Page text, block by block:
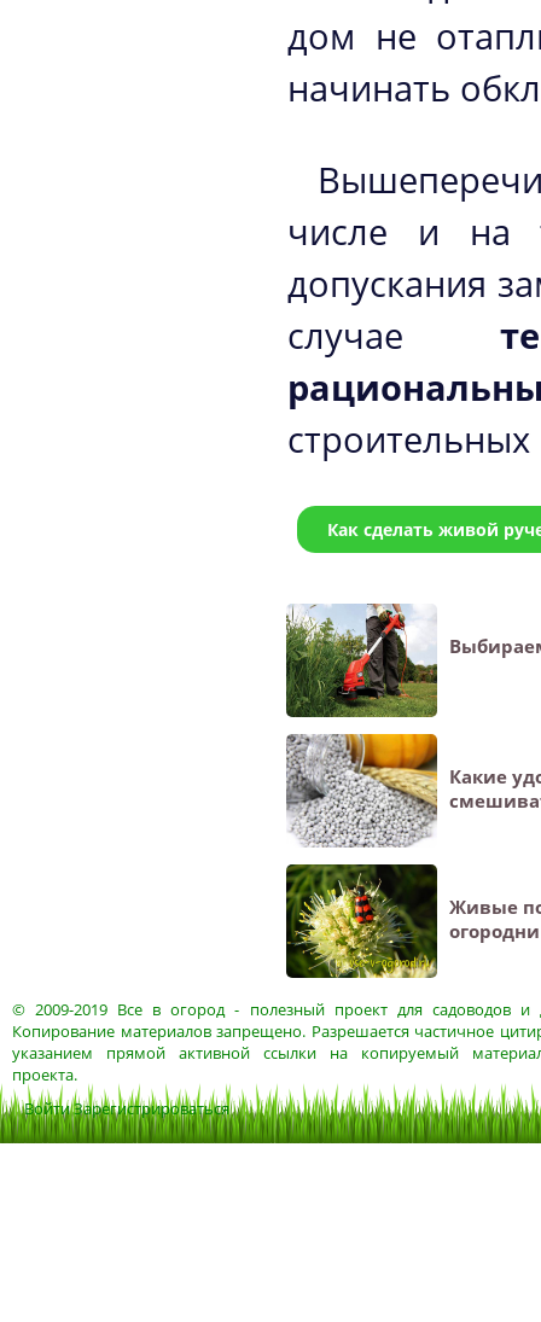
дом не
начинать
числе и на
допускания
случае
Как сделать живой
Какие
Живые
© 2009-2019 Все в огород- полезный проект для садоводов и
Копирование материалов запрещено. Разрешается частичное
указанием прямой активной ссылки на копируемый
проекта.
ВойтиЗарегистрироваться